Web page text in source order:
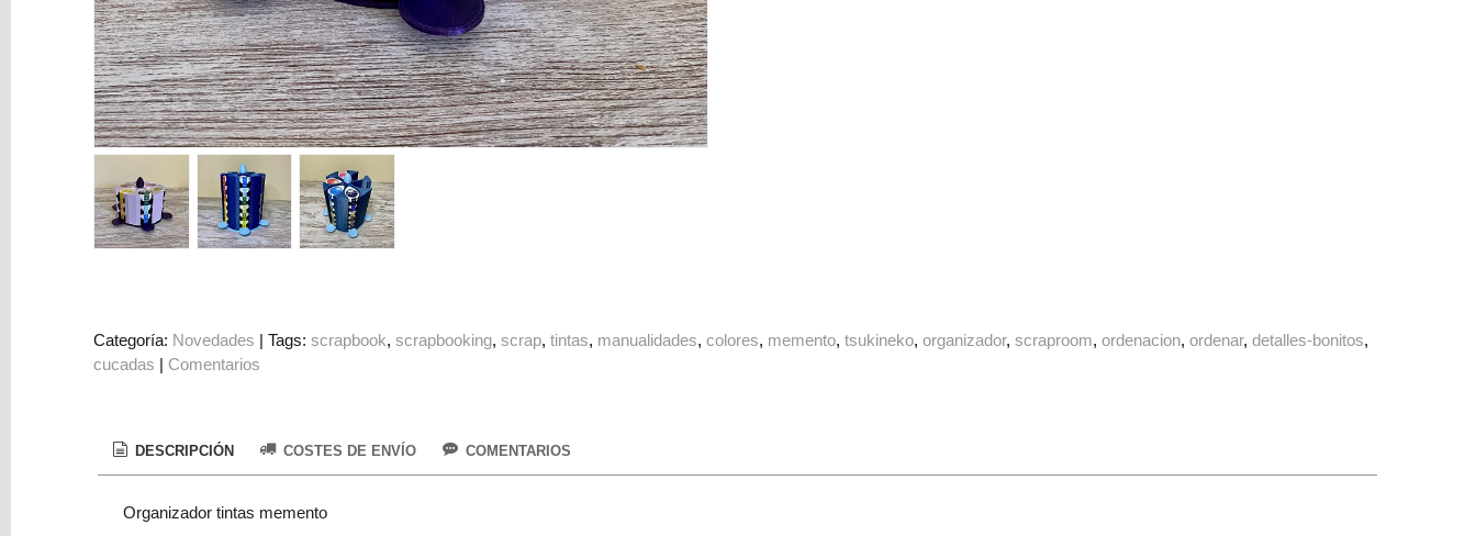
Liquidación
Scrapbooking
Resinas
Colorantes
Regalo
Figuras
DIY
DECORACION
Categoría: Novedades |Tags:scrapbook scrapbooking scrap tintas manualidades colores memento tsukineko organizador scraproom ordenacion ordenar detalles-bonitos
cucadas | Comentarios
DESCRIPCIÓN COSTES DE ENVÍO COMENTARIOS
Organizador tintas memento